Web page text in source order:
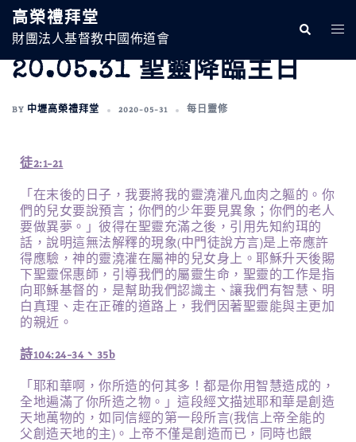
高榮禮拜堂
財團法人基督教中國佈道會
20.05.31 聖靈降臨主日
BY 中壢高榮禮拜堂 2020-05-31 每日靈修
徒2:1-21
「在末後的日子，我要將我的靈澆灌凡血肉之軀的。你
們的兒女要說預言；你們的少年要見異象；你們的老人
要做異夢。」彼得在聖靈充滿之後，引用先知約珥的
話，說明這無法解釋的現象(中門徒說方言)是上帝應許
得應驗，神的靈澆灌在屬神的兒女身上。耶穌升天後賜
下聖靈保惠師，引導我們的屬靈生命，聖靈的工作是指
向耶穌基督的，是幫助我們認識主、讓我們有智慧、明
白真理、走在正確的道路上，我們因著聖靈能與主更加
的親近。
詩104:24-34、35b
「耶和華啊，你所造的何其多！都是你用智慧造成的，
全地遍滿了你所造之物。」這段經文描述耶和華是創造
天地萬物的，如同信經的第一段所言(我信上帝全能的
父創造天地的主)。上帝不僅是創造而已，同時也餵